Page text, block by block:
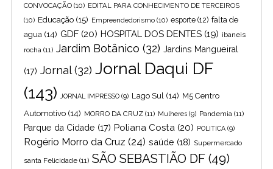
CONVOCAÇÃO (10) EDITAL PARA CONHECIMENTO DE TERCEIROS
(10) Educação (15) Empreendedorismo (10) esporte (12) falta de
agua (14) GDF (20) HOSPITAL DOS DENTES (19) ibaneis
rocha (11) Jardim Botânico (32) Jardins Mangueiral
(17) Jornal(32) Jornal Daqui DF
(143)
JORNAL IMPRESSO (9) Lago Sul (14) M5 Centro
Automotivo (14) MORRO DA CRUZ (11) Mulheres (9) Pandemia (11)
Parque da Cidade (17) Poliana Costa (20) POLITICA (9)
Rogério Morro da Cruz (24) saúde (18) Supermercado
santa Felicidade (11) SÃO SEBASTIÃO DF (49)